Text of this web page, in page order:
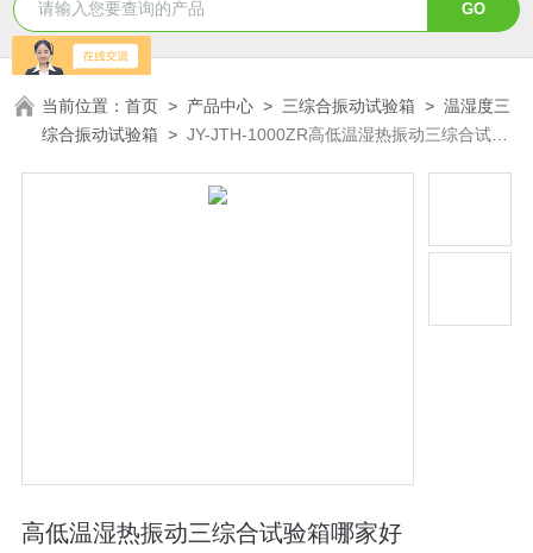
当前位置：首页 > 产品中心 > 三综合振动试验箱 >温湿度三
综合振动试验箱 >JY-JTH-1000ZR高低温湿热振动三综合试验
高低温湿热振动三综合试验箱哪家好